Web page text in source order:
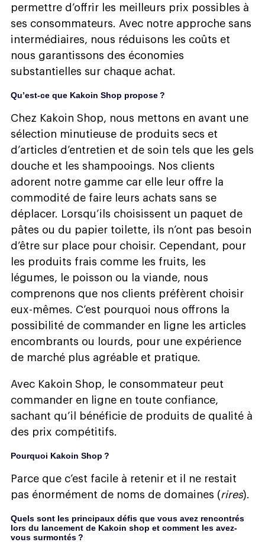
permettre d’offrir les meilleurs prix possibles à
ses consommateurs. Avec notre approche sans
intermédiaires, nous réduisons les coûts et
nous garantissons des économies
substantielles sur chaque achat.
Qu’est-ce que Kakoin Shop propose ?
Chez Kakoin Shop, nous mettons en avant une
sélection minutieuse de produits secs et
d’articles d’entretien et de soin tels que les gels
douche et les shampooings. Nos clients
adorent notre gamme car elle leur offre la
commodité de faire leurs achats sans se
déplacer. Lorsqu’ils choisissent un paquet de
pâtes ou du papier toilette, ils n’ont pas besoin
d’être sur place pour choisir. Cependant, pour
les produits frais comme les fruits, les
légumes, le poisson ou la viande, nous
comprenons que nos clients préfèrent choisir
eux-mêmes. C’est pourquoi nous offrons la
possibilité de commander en ligne les articles
encombrants ou lourds, pour une expérience
de marché plus agréable et pratique.
Avec Kakoin Shop, le consommateur peut
commander en ligne en toute confiance,
sachant qu’il bénéficie de produits de qualité à
des prix compétitifs.
Pourquoi Kakoin Shop ?
Parce que c’est facile à retenir et il ne restait
pas énormément de noms de domaines (rires).
Quels sont les principaux défis que vous avez rencontrés
lors du lancement de Kakoin shop et comment les avez-
vous surmontés ?